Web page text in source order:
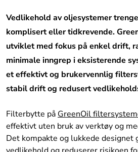
Filterbytte på GreenOil
effektivt uten bruk av verktøy og
Det kompakte og lukkede
Vedlikehold av oljesystemer
komplisert eller tidkrevende.
utviklet med fokus på enkel drift,
minimale inngrep i eksisterende
et effektivt og brukervennlig
stabil drift og redusert